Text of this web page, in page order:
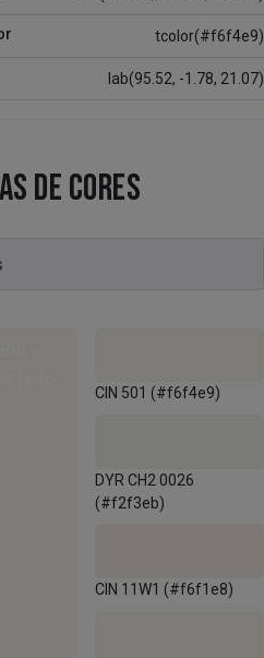
tcolor(#f6f4e9)
lab(95.52, -1.78, 21.07)
DE CORES
CIN 501 (#f6f4e9)
DYR CH2 0026
(#f2f3eb)
CIN 11W1 (#f6f1e8)